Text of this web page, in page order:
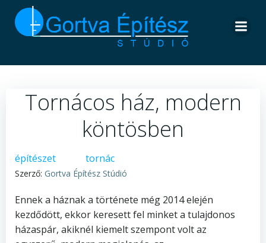
to
content
Tornácos ház, modern
köntösben
építészet tornác
Szerző: Gortva Építész Stúdió
Ennek a háznak a története még 2014 elején
kezdődött, ekkor keresett fel minket a tulajdonos
házaspár, akiknél kiemelt szempont volt az